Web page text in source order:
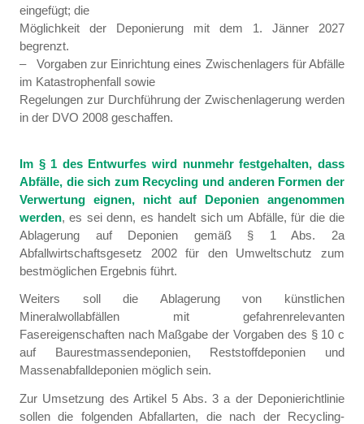
eingefügt; die
Möglichkeit der Deponierung mit dem 1. Jänner 2027
begrenzt.
– Vorgaben zur Einrichtung eines Zwischenlagers für Abfälle
im Katastrophenfall sowie
Regelungen zur Durchführung der Zwischenlagerung werden
in der DVO 2008 geschaffen.
Im § 1 des Entwurfes wird nunmehr festgehalten, dass
Abfälle, die sich zum Recycling und anderen Formen der
Verwertung eignen, nicht auf Deponien angenommen
werden, es sei denn, es handelt sich um Abfälle, für die die
Ablagerung auf Deponien gemäß § 1 Abs. 2a
Abfallwirtschaftsgesetz 2002 für den Umweltschutz zum
bestmöglichen Ergebnis führt.
Weiters soll die Ablagerung von künstlichen
Mineralwollabfällen mit gefahrenrelevanten
Fasereigenschaften nach Maßgabe der Vorgaben des § 10 c
auf Baurestmassendeponien, Reststoffdeponien und
Massenabfalldeponien möglich sein.
Zur Umsetzung des Artikel 5 Abs. 3 a der Deponierichtlinie
sollen die folgenden Abfallarten, die nach der Recycling-